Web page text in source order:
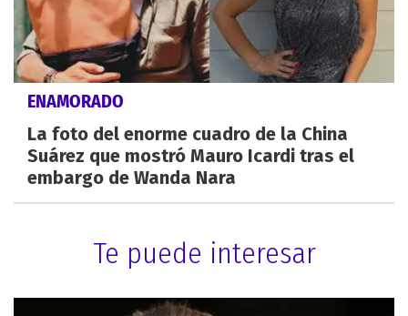
ENAMORADO
La foto del enorme cuadro de la China
Suárez que mostró Mauro Icardi tras el
embargo de Wanda Nara
Te puede interesar